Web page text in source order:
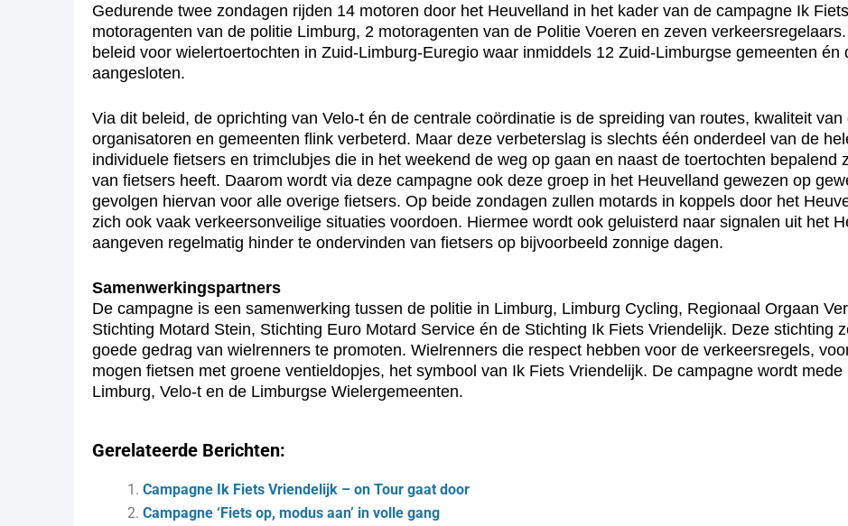
Gedurende twee zondagen rijden 14 motoren door het Heuvelland in het kader van de campagne Ik
motoragenten van de politie Limburg, 2 motoragenten van de Politie Voeren en zeven
beleid voor wielertoertochten in Zuid-Limburg-Euregio waar inmiddels 12 Zuid-Limburgse gemeenten
aangesloten.
Via dit beleid, de oprichting van Velo-t én de centrale coördinatie is de spreiding van routes, kwaliteit
organisatoren en gemeenten flink verbeterd. Maar deze verbeterslag is slechts één onderdeel van de
individuele fietsers en trimclubjes die in het weekend de weg op gaan en naast de toertochten bepalend
van fietsers heeft. Daarom wordt via deze campagne ook deze groep in het Heuvelland gewezen op
gevolgen hiervan voor alle overige fietsers. Op beide zondagen zullen motards in koppels door het
zich ook vaak verkeersonveilige situaties voordoen. Hiermee wordt ook geluisterd naar signalen uit het
aangeven regelmatig hinder te ondervinden van fietsers op bijvoorbeeld zonnige dagen.
Samenwerkingspartners
De campagne is een samenwerking tussen de politie in Limburg, Limburg Cycling, Regionaal Orgaan
Stichting Motard Stein, Stichting Euro Motard Service én de Stichting Ik Fiets Vriendelijk. Deze stichting
goede gedrag van wielrenners te promoten. Wielrenners die respect hebben voor de verkeersregels,
mogen fietsen met groene ventieldopjes, het symbool van Ik Fiets Vriendelijk. De campagne wordt
Limburg, Velo-t en de Limburgse Wielergemeenten.
Gerelateerde Berichten:
Campagne Ik Fiets Vriendelijk – on Tour gaat door
Campagne ‘Fiets op, modus aan’ in volle gang